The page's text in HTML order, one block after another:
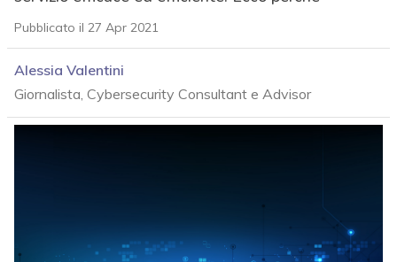
Pubblicato il 27 Apr 2021
Alessia Valentini
Giornalista, Cybersecurity Consultant e Advisor